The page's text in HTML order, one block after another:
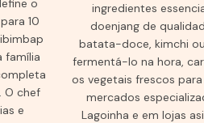
o
10
família
O chef
e
ingredientes
doenjang de
batata-doce, kimchi
fermentá-lo na hora,
os vegetais frescos para
mercados
Lagoinha e em lojas